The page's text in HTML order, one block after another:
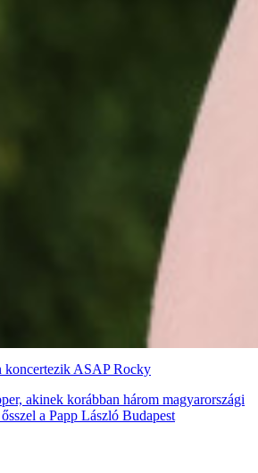
koncertezik ASAP Rocky
akinek korábban három magyarországi
a Papp László Budapest